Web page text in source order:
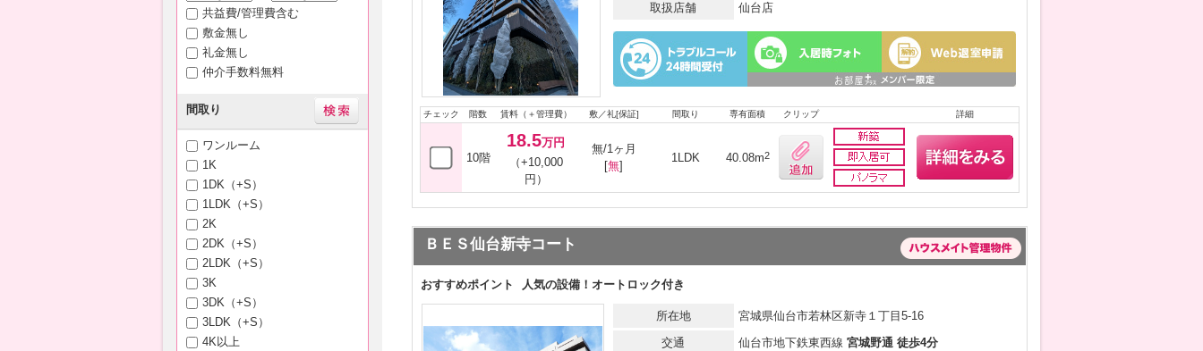
共益費/管理費含む
敷金無し
礼金無し
仲介手数料無料
間取り
ワンルーム
1K
1DK（+S）
1LDK（+S）
2K
2DK（+S）
2LDK（+S）
3K
3DK（+S）
3LDK（+S）
4K以上
取扱店舗
仙台店
チェック 階数 賃料（＋管理費） 敷／礼[保証] 間取り 専有面積 クリップ 詳細
10階
18.5万円
（+10,000
円）
無/1ヶ月
[無]
1LDK 40.08m2
ＢＥＳ仙台新寺コート
おすすめポイント 人気の設備！オートロック付き
所在地
宮城県仙台市若林区新寺１丁目5-16
交通
仙台市地下鉄東西線 宮城野通 徒歩4分